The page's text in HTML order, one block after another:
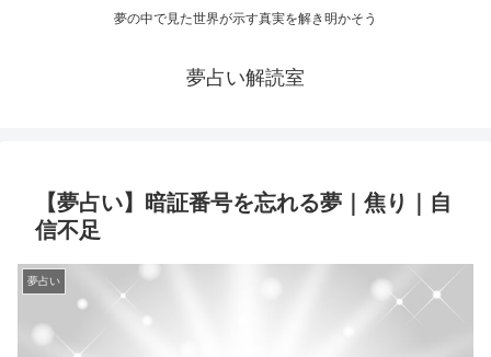
夢の中で見た世界が示す真実を解き明かそう
夢占い解読室
【夢占い】暗証番号を忘れる夢｜焦り｜自
信不足
夢占い